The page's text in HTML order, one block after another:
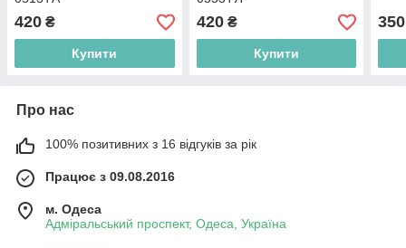
420 ₴
Купити
420₴
Купити
350
Про нас
100% позитивних з 16 відгуків за рік
Працює з 09.08.2016
м. Одеса
Адміральський проспект, Одеса, Україна